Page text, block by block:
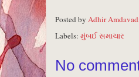
Posted by Adhir
Labels: મુંબઈ સમાચાર
No